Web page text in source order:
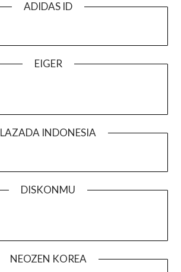
ADIDAS ID
EIGER
LAZADA INDONESIA
DISKONMU
NEOZEN KOREA